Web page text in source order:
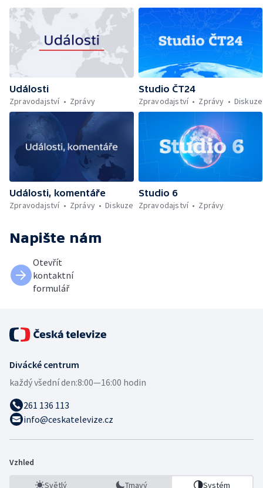
Události
Zpravodajství
Zprávy
Studio ČT24
Zpravodajství
Zprávy Diskuze
Události, komentáře
Zpravodajství
Zprávy Diskuze
Studio 6
Zpravodajství
Zprávy
Napište nám
Otevřít
kontaktní
formulář
Divácké centrum
každý všední den:8:00—16:00 hodin
261 136 113
info@ceskatelevize.cz
Vzhled
Světlý Tmavý Systém